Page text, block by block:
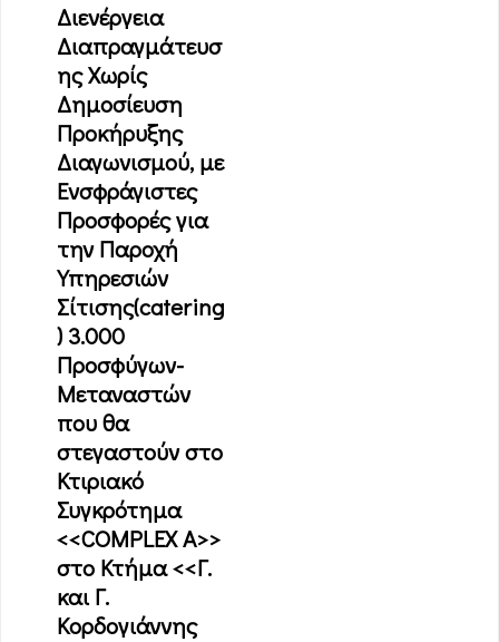
Διενέργεια
Διαπραγμάτευσ
ης Χωρίς
Δημοσίευση
Προκήρυξης
Διαγωνισμού, με
Ενσφράγιστες
Προσφορές για
την Παροχή
Υπηρεσιών
Σίτισης(catering
) 3.000
Προσφύγων-
Μεταναστών
που θα
στεγαστούν στο
Κτιριακό
Συγκρότημα
<<COMPLEX A>>
στο Κτήμα <<Γ.
και Γ.
Κορδογιάννης